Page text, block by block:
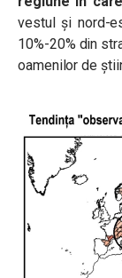
vestul și nord-
10%-20% din
oamenilor de